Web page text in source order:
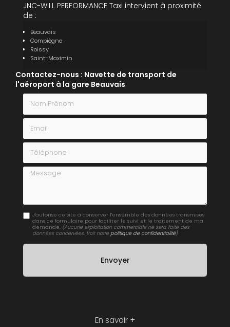
JNC-WILL PERFORMANCE Taxi intervient à proximité
de :
Beauvais
Compiègne
Roissy
Saint-Maximin
Contactez-nous : Navette de transport de
l'aéroport à la gare Beauvais
Nom Prénom
Email
Téléphone
Message
J'autorise ce site à conserver l'ensemble des données transmises
dans ce formulaire pour faciliter le suivi et le traitement de ma
demande. (Aucune exploitation commerciale ne sera faite des
données concervées. Voir notre politique de confidentialité)
En savoir +